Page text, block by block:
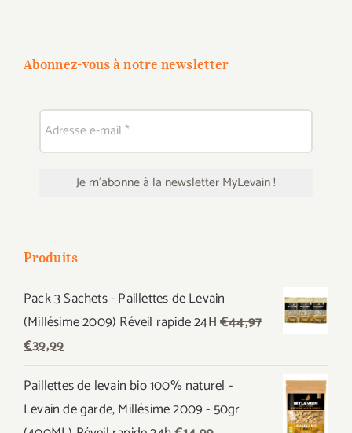
Abonnez-vous à notre newsletter
Produits
Pack 3 Sachets - Paillettes de Levain
(Millésime 2009) Réveil rapide 24H€44,97
Le
initial
était :
€39,99Le
actuel
est :
Paillettes de levain bio 100% naturel -
Levain de garde, Millésime 2009 - 50gr